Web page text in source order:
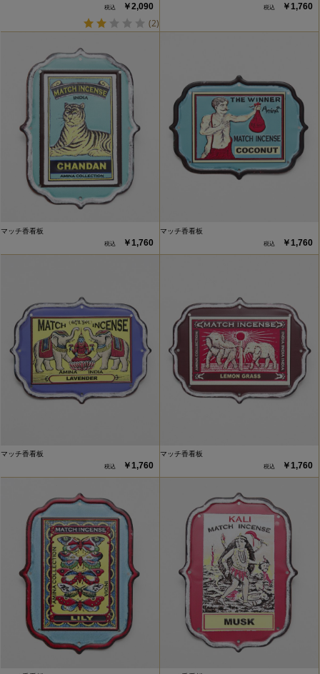
￥2,090
(2)
￥1,760
マッチ香看板
￥1,760
マッチ香看板
￥1,760
マッチ香看板
￥1,760
マッチ香看板
￥1,760